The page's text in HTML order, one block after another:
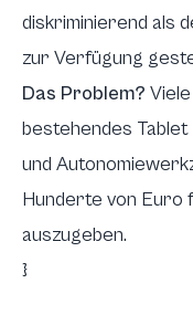
diskriminierend als
zur Verfügung
Das Problem?
bestehendes Tablet
und
Hunderte von Euro
auszugeben.
}